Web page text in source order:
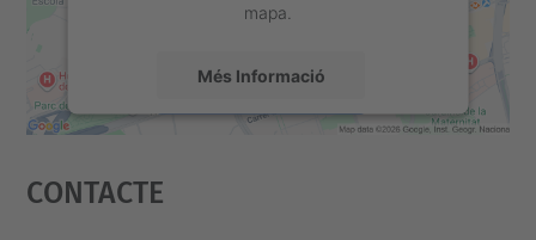
mapa.
Més Informació
powered by
Contacte